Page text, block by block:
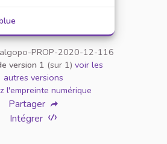
ONLINE GAMING PLATFORM
PROP-2020-12-116
version 1 (sur 1) voir les
autres versions
l'empreinte numérique
Partager
Intégrer